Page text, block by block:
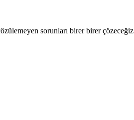
sorunları birer birer çözeceğiz